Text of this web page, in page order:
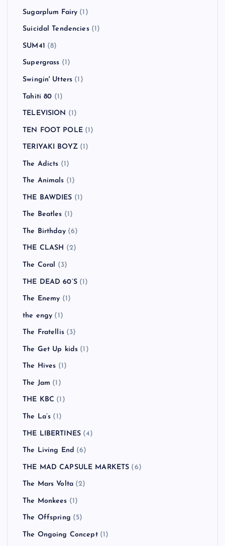
Sugarplum Fairy (1)
Suicidal Tendencies(1)
SUM41 (8)
Supergrass (1)
Swingin' Utters (1)
Tahiti 80 (1)
TELEVISION (1)
TEN FOOT POLE(1)
TERIYAKI BOYZ(1)
The Adicts (1)
The Animals (1)
THE BAWDIES (1)
The Beatles (1)
The Birthday(6)
THE CLASH (2)
The Coral (3)
THE DEAD 60’S(1)
The Enemy (1)
the engy (1)
The Fratellis(3)
The Get Up kids (1)
The Hives (1)
The Jam (1)
THE KBC (1)
The La’s (1)
THE LIBERTINES (4)
The Living End (6)
THE MAD CAPSULE MARKETS (6)
The Mars Volta (2)
The Monkees (1)
The Offspring (5)
The Ongoing Concept(1)